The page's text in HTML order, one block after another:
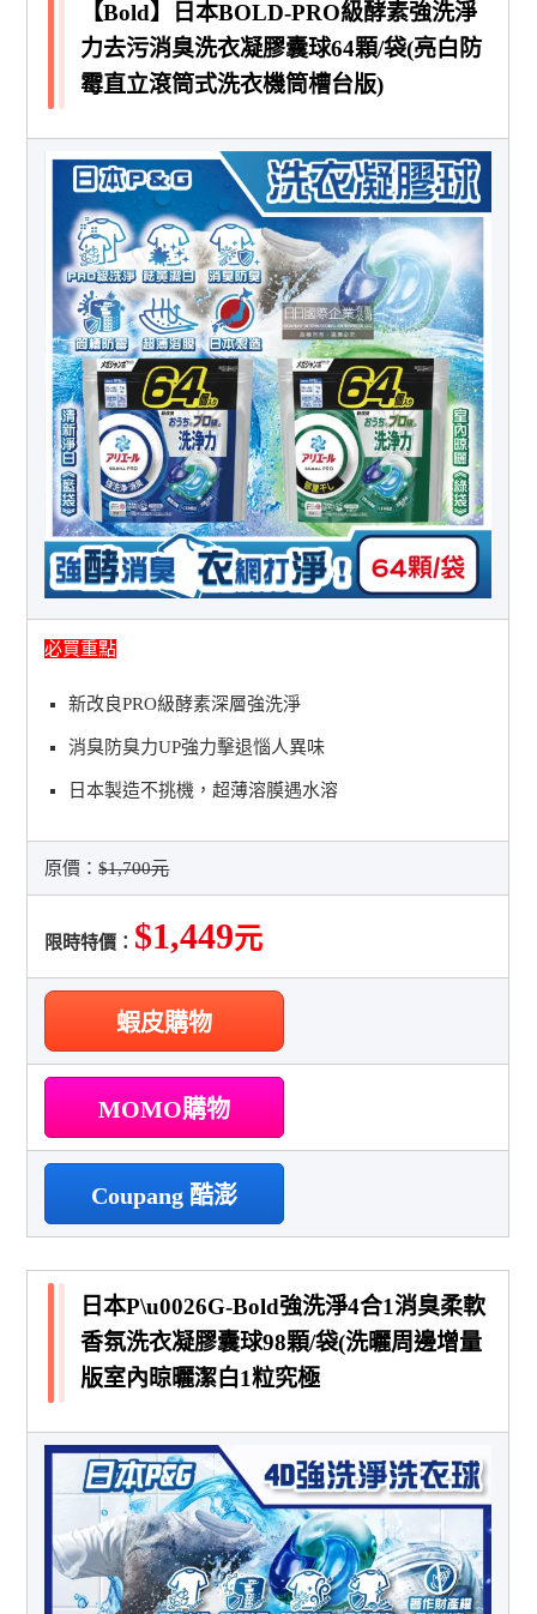
【Bold】日本BOLD-PRO級酵素強洗淨
力去污消臭洗衣凝膠囊球64顆/袋(亮白防
霉直立滾筒式洗衣機筒槽台版)
必買重點
新改良PRO級酵素深層強洗淨
消臭防臭力UP強力擊退惱人異味
日本製造不挑機，超薄溶膜遇水溶
原價：$1,700元
限時特價： $1,449元
蝦皮購物
MOMO購物
Coupang 酷澎
日本P\u0026G-Bold強洗淨4合1消臭柔軟
香氛洗衣凝膠囊球98顆/袋(洗曬周邊增量
版室內晾曬潔白1粒究極